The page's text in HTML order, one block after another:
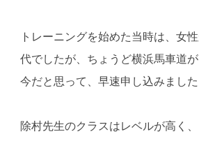
トレーニングを始めた当時は、女
代でしたが、ちょうど横浜馬車道
今だと思って、早速申し込みまし
除村先生のクラスはレベルが高く